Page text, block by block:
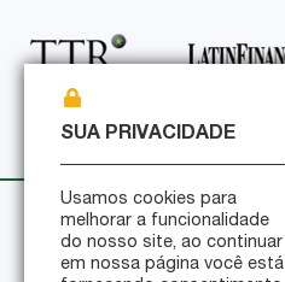
Política de
Política de
Certificações de
SUA PRIVACIDADE
Usamos cookies para
melhorar a funcionalidade
do nosso site, ao continuar
em nossa página você está